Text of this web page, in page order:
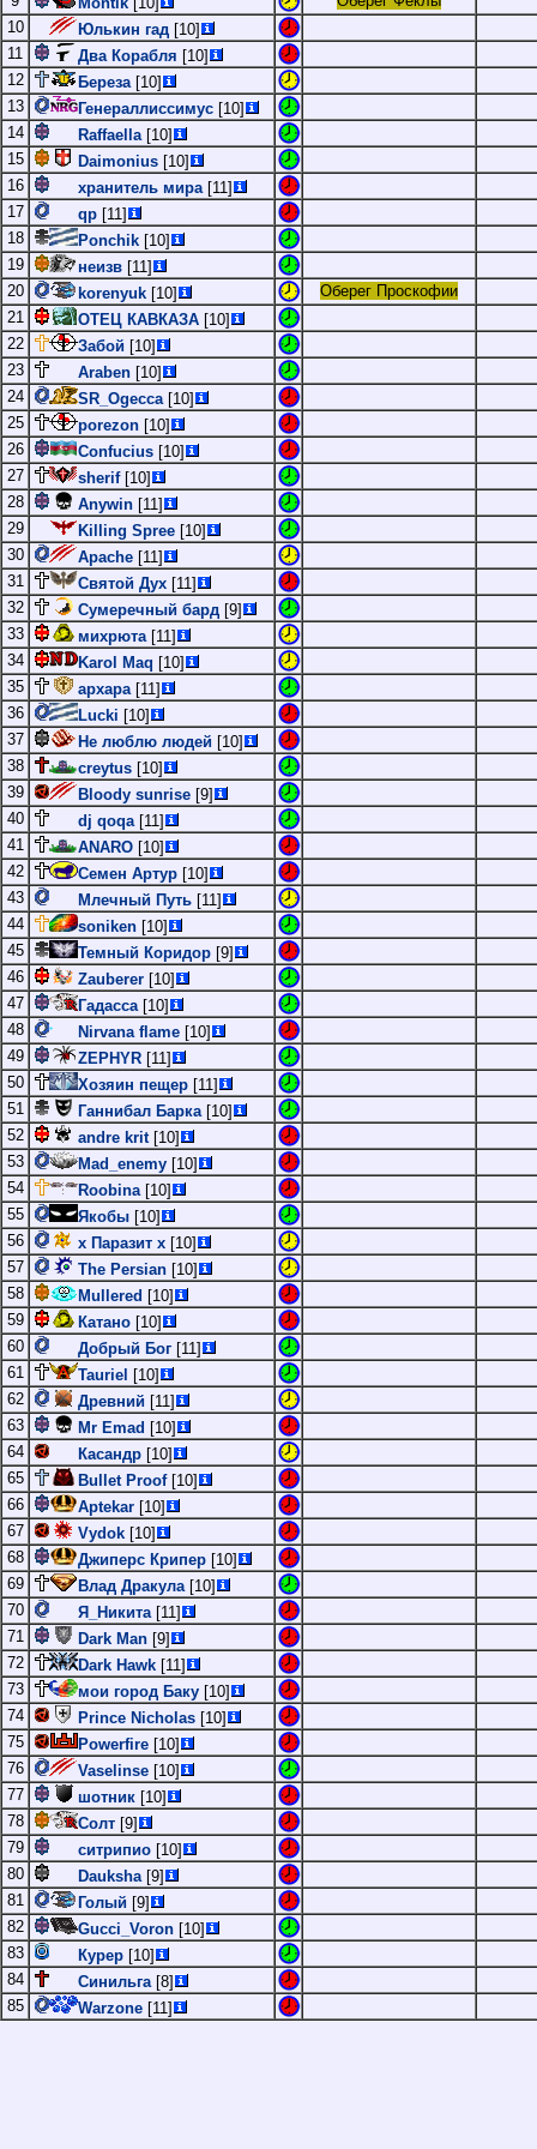
10
Юлькин гад [10]
11
Два Корабля [10]
12
Береза[10]
13
Генераллиссимус [10]
14
Raffaella[10]
15
Daimonius [10]
16
хранитель мира[11]
17
qp [11]
18
Ponchik [10]
19
неизв [11]
20
korenyuk [10]
Оберег Проскофии
21
ОТЕЦ КАВКАЗА [10]
22
Забой [10]
23
Araben [10]
24
SR_Ogecca[10]
25
porezon [10]
26
Confucius [10]
27
sherif[10]
28
Anywin [11]
29
Killing Spree [10]
30
Apache [11]
31
Святой Дух [11]
32
Сумеречный бард [9]
33
михрюта[11]
34
Karol Maq [10]
35
архара[11]
36
Lucki [10]
37
Не люблю людей [10]
38
creytus [10]
39
Bloody sunrise [9]
40
dj qoqa[11]
41
ANARO [10]
42
Семен Артур [10]
43
Млечный Путь [11]
44
soniken [10]
45
Темный Коридор [9]
46
Zauberer [10]
47
Гадасса[10]
48
Nirvana flame [10]
49
ZEPHYR [11]
50
Хозяин пещер [11]
51
Ганнибал Барка[10]
52
andre krit[10]
53
Mad_enemy [10]
54
Roobina[10]
55
Якобы [10]
56
х Паразит х [10]
57
The Persian [10]
58
Mullered [10]
59
Катано [10]
60
Добрый Бог [11]
61
Tauriel
[10]
62
Древний [11]
63
Mr Emad [10]
64
Касандр [10]
65
Bullet Proof[10]
66
Aptekar [10]
67
Vydok [10]
68
Джиперс Крипер [10]
69
Влад Дракула[10]
70
Я_Никита[11]
71
Dark Man [9]
72
Dark Hawk [11]
73
мои город Баку [10]
74
Prince Nicholas [10]
75
Powerfire [10]
76
Vaselinse [10]
77
шотник [10]
78
Солт [9]
79
ситрипио [10]
80
Dauksha[9]
81
Голый [9]
82
Gucci_Voron [10]
83
Курер [10]
84
Синильга[8]
85
Warzone [11]